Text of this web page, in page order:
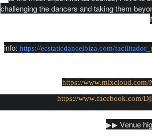
challenging the dancers and taking them
info: https://ecstaticdanceibiza.com/
https://www.mixcloud.com/
https://www.facebook.com/
▶︎▶︎ Venue